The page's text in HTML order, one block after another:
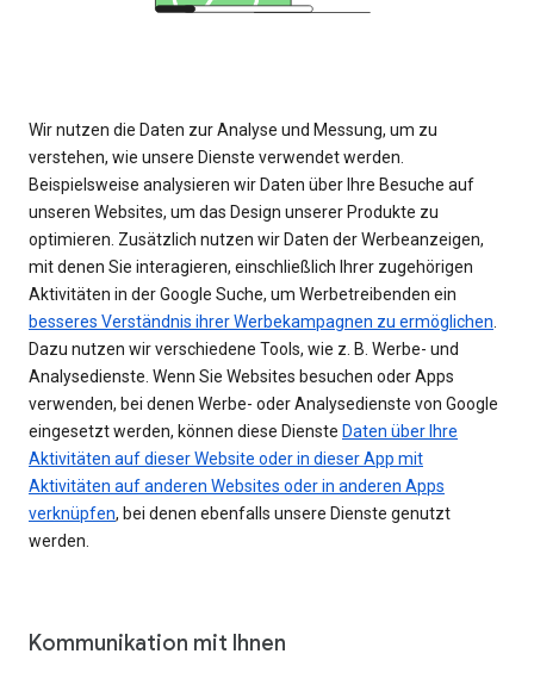
Wir nutzen die Daten zur Analyse und Messung, um zu
verstehen, wie unsere Dienste verwendet werden.
Beispielsweise analysieren wir Daten über Ihre Besuche auf
unseren Websites, um das Design unserer Produkte zu
optimieren. Zusätzlich nutzen wir Daten der Werbeanzeigen,
mit denen Sie interagieren, einschließlich Ihrer zugehörigen
Aktivitäten in der Google Suche, um Werbetreibenden ein
besseres Verständnis ihrer Werbekampagnen zu ermöglichen.
Dazu nutzen wir verschiedene Tools, wie z. B. Werbe- und
Analysedienste. Wenn Sie Websites besuchen oder Apps
verwenden, bei denen Werbe- oder Analysedienste von Google
eingesetzt werden, können diese Dienste Daten über Ihre
Aktivitäten auf dieser Website oder in dieser App mit
Aktivitäten auf anderen Websites oder in anderen Apps
verknüpfen, bei denen ebenfalls unsere Dienste genutzt
werden.
Kommunikation mit Ihnen